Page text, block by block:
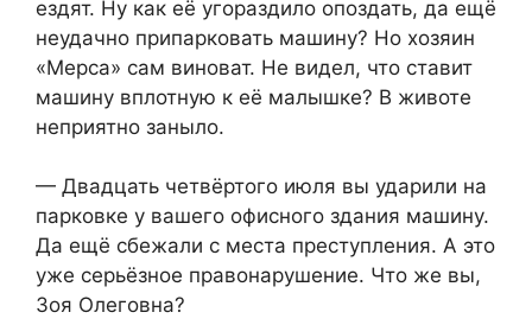
ездят. Ну как её угораздило опоздать, да ещё
неудачно припарковать машину? Но хозяин
«Мерса» сам виноват. Не видел, что ставит
машину вплотную к её малышке? В животе
неприятно заныло.
— Двадцать четвёртого июля вы ударили на
парковке у вашего офисного здания машину.
Да ещё сбежали с места преступления. А это
уже серьёзное правонарушение. Что же вы,
Зоя Олеговна?